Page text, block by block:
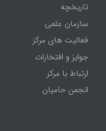
تاریخچه
سازمان علمی
فعالیت های مرکز
جوایز و افتخارات
ارتباط با مرکز
انجمن حامیان